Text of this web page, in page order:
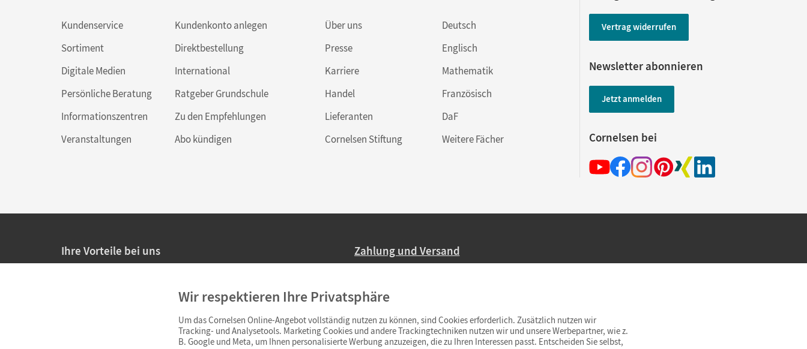
Kundenservice
Sortiment
Digitale Medien
Persönliche Beratung
Informationszentren
Veranstaltungen
Kundenkonto anlegen
Direktbestellung
International
Ratgeber Grundschule
Zu den Empfehlungen
Abo kündigen
Über uns
Presse
Karriere
Handel
Lieferanten
Cornelsen Stiftung
Deutsch
Englisch
Mathematik
Französisch
DaF
Weitere Fächer
Vertrag widerrufen
Newsletter abonnieren
Jetzt anmelden
Cornelsen bei
Ihre Vorteile bei uns
Persönliche Angebote für Lehrkräfte
Sicheres Einkaufen mit SSL-Verschlüsselung
Zahlung und Versand
Ab 59,– EUR Bestellwert liefern wir versandkostenfrei innerhalb Deutschlands
(Lieferung in 3–6 Tagen).
Wir respektieren Ihre Privatsphäre
Um das Cornelsen Online-Angebot vollständig nutzen zu können, sind Cookies erforderlich. Zusätzlich nutzen wir
Tracking- und Analysetools. Marketing Cookies und andere Trackingtechniken nutzen wir und unsere Werbepartner, wie z.
B. Google und Meta, um Ihnen personalisierte Werbung anzuzeigen, die zu Ihren Interessen passt. Entscheiden Sie selbst,